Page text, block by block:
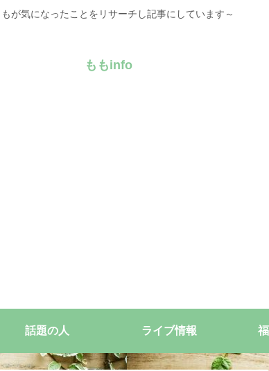
もが気になったことをリサーチし記事にしています～
ももinfo
話題の人 ライブ情報